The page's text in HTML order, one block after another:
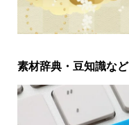
素材辞典・豆知識など